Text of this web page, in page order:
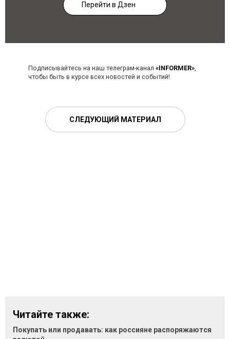
Перейти в Дзен
Подписывайтесь на наш телеграм-канал «INFORMER»,
чтобы быть в курсе всех новостей и событий!
СЛЕДУЮЩИЙ МАТЕРИАЛ
Читайте также:
Покупать или продавать: как россияне распоряжаются